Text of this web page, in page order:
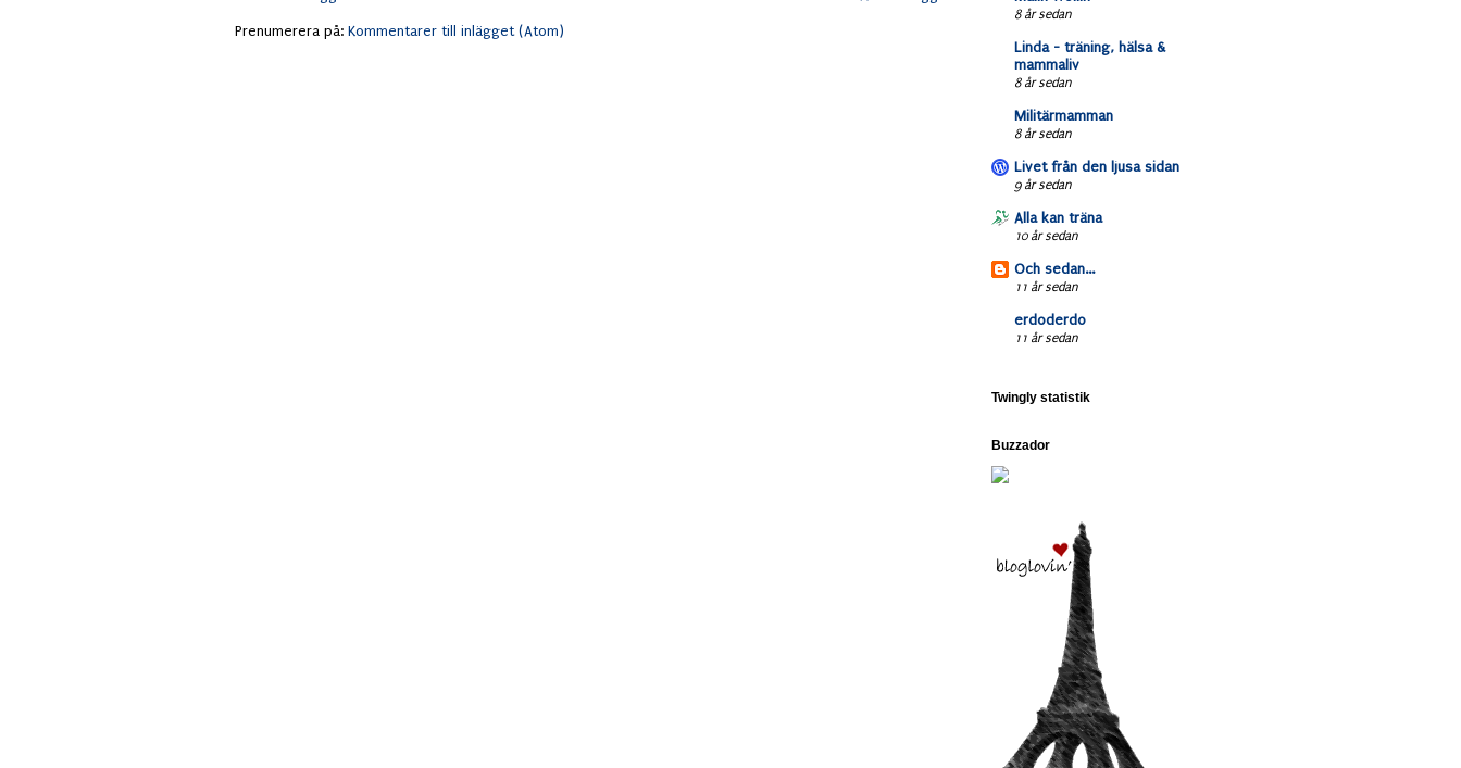
Prenumerera på: Kommentarer till inlägget (Atom)
8 år sedan
Linda - träning, hälsa &
mammaliv
8 år sedan
Militärmamman
8 år sedan
Livet från den ljusa sidan
9 år sedan
Alla kan träna
10 år sedan
Och sedan...
11 år sedan
erdoderdo
11 år sedan
Twingly statistik
Buzzador